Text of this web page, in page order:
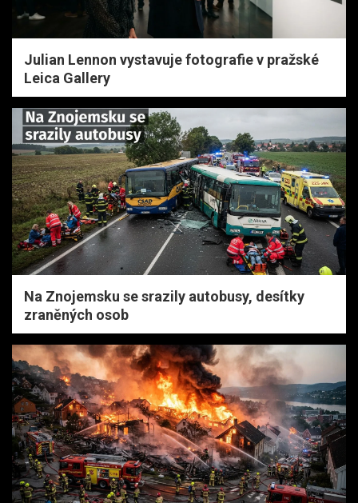
Julian Lennon vystavuje fotografie v pražské
Leica Gallery
Na Znojemsku se srazily autobusy, desítky
zraněných osob